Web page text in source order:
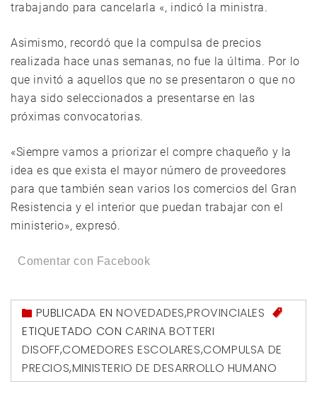
trabajando para cancelarla «, indicó la ministra.
Asimismo, recordó que la compulsa de precios
realizada hace unas semanas, no fue la última. Por lo
que invitó a aquellos que no se presentaron o que no
haya sido seleccionados a presentarse en las
próximas convocatorias.
«Siempre vamos a priorizar el compre chaqueño y la
idea es que exista el mayor número de proveedores
para que también sean varios los comercios del Gran
Resistencia y el interior que puedan trabajar con el
ministerio», expresó.
Comentar con Facebook
PUBLICADA ENNOVEDADES,PROVINCIALES
ETIQUETADO CON CARINA BOTTERI
DISOFF,COMEDORES ESCOLARES,COMPULSA DE
PRECIOS,MINISTERIO DE DESARROLLO HUMANO